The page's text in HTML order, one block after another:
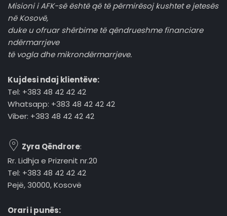
Misioni i AFK-së është që të përmirësoj kushtet e jetesës
në Kosovë,
duke u ofruar shërbime të qëndrueshme financiare
ndërmarrjeve
të vogla dhe mikrondërmarrjeve.
Kujdesi ndaj klientëve:
Tel: +383 48 42 42 42
Whatsapp: +383 48 42 42 42
Viber: +383 48 42 42 42
Zyra Qëndrore:
Rr. Lidhja e Prizrenit nr.20
Tel: +383 48 42 42 42
Pejë, 30000, Kosovë
Orari i punës: